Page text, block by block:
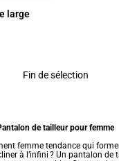
large
Fin de sélection
de tailleur pour femme
femme tendancequi
à l’infini ? Un pantalon de